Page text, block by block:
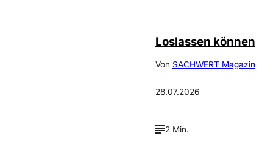
Loslassen können
Von SACHWERT Magazin
28.07.2026
2 Min.